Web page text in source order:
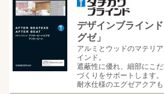
デザインブライン
グゼ」
アルミとウッドのマテリ
インド。
遮蔽性に優れ、細部にこ
づくりをサポートします。
耐水仕様のエグゼアクアも